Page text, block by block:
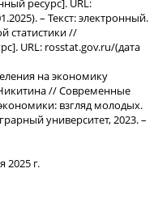
– Текст: электронный.
статистики //
URL: rosstat.gov.ru/(дата
на экономику
// Современные
взгляд молодых.
университет, 2023. –
2025 г.